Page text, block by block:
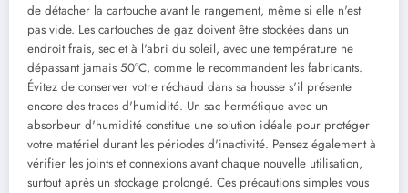
de détacher la cartouche avant le rangement, même si elle n'est
pas vide. Les cartouches de gaz doivent être stockées dans un
endroit frais, sec et à l'abri du soleil, avec une température ne
dépassant jamais 50°C, comme le recommandent les fabricants.
Évitez de conserver votre réchaud dans sa housse s'il présente
encore des traces d'humidité. Un sac hermétique avec un
absorbeur d'humidité constitue une solution idéale pour protéger
votre matériel durant les périodes d'inactivité. Pensez également à
vérifier les joints et connexions avant chaque nouvelle utilisation,
surtout après un stockage prolongé. Ces précautions simples vous